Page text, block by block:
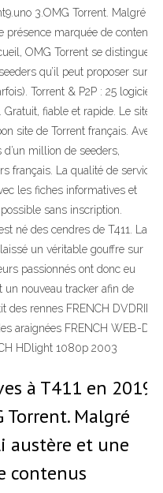
3.OMG Torrent. Malgré
marquée de contenus
OMG Torrent se distingue
qu’il peut proposer sur
Torrent & P2P : 25 logiciels
fiable et rapide. Le site
site de Torrent français. Avec
million de seeders,
français. La qualité de service
les fiches informatives et
sans inscription.
né des cendres de T411. La
un véritable gouffre sur la
passionnés ont donc eu
un nouveau tracker afin de
rennes FRENCH DVDRIP
araignées FRENCH WEB-DL
HDlight 1080p 2003
à T411 en 2019
Torrent. Malgré
austère et une
contenus